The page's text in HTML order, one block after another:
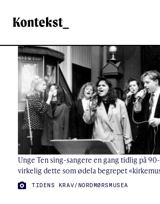
Kontekst
Unge Ten sing-sangere en gang tidlig på
virkelig dette som ødela begrepet
FOTO:
TIDENS KRAV/NORDMØRSMUSEA